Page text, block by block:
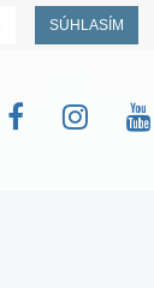
SÚHLASÍM